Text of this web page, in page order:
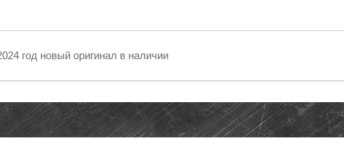
год новый оригинал в наличии